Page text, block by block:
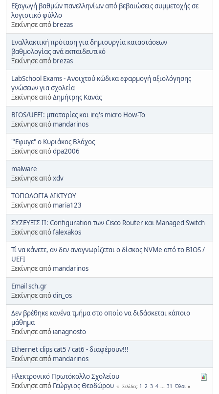
Εξαγωγή βαθμών πανελληνίων από βεβαιώσεις συμμετοχής σε
λογιστικό φύλλο
Ξεκίνησε από brezas
Εναλλακτική πρόταση για δημιουργία καταστάσεων
βαθμολογίας ανά εκπαιδευτικό
Ξεκίνησε από brezas
LabSchool Exams - Ανοιχτού κώδικα εφαρμογή αξιολόγησης
γνώσεων για σχολεία
Ξεκίνησε απόΔημήτρης Κανάς
BIOS/UEFI: μπαταρίες και irq's micro How-To
Ξεκίνησε από mandarinos
"'Εφυγε" ο Κυριάκος Βλάχος
Ξεκίνησε απόdpa2006
malware
Ξεκίνησε απόxdv
ΤΟΠΟΛΟΓΙΑ ΔΙΚΤΥΟΥ
Ξεκίνησε από maria123
ΣΥΖΕΥΞΙΣ ΙΙ: Configuration των Cisco Router και Managed Switch
Ξεκίνησε απόfalexakos
Τί να κάνετε, αν δεν αναγνωρίζεται ο δίσκος NVMe από το BIOS /
UEFI
Ξεκίνησε από mandarinos
Email sch.gr
Ξεκίνησε απόdin_os
Δεν βρέθηκε κανένα τμήμα στο οποίο να διδάσκεται κάποιο
μάθημα
Ξεκίνησε από ianagnosto
Ethernet clips cat5 / cat6 - διαφέρουν!!!
Ξεκίνησε από mandarinos
Ηλεκτρονικό Πρωτόκολλο Σχολείου
Ξεκίνησε από Γεώργιος Θεοδώρου Σελίδες 1 2 3 4 ... 31 Όλοι